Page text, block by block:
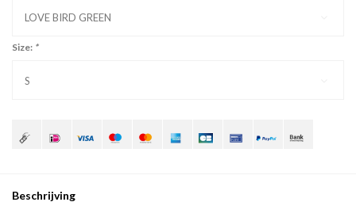
LOVE BIRD GREEN
Size: *
S
Beschrijving